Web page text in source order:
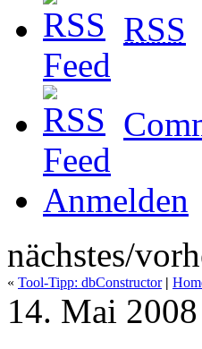
RSS
Anmelden
nächstes/
« Tool-Tipp: dbConstructor |
14. Mai